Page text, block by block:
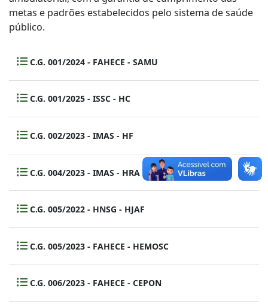
metas e padrões estabelecidos pelo sistema de saúde
público.
C.G. 001/2024 - FAHECE - SAMU
C.G. 001/2025 - ISSC - HC
C.G. 002/2023 - IMAS - HF
C.G. 004/2023 - IMAS - HRA
C.G. 005/2022 - HNSG - HJAF
C.G. 005/2023 - FAHECE - HEMOSC
C.G. 006/2023 - FAHECE - CEPON